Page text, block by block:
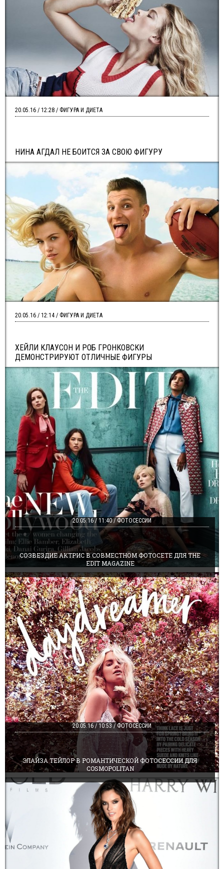
НИНА АГДАЛ НЕ БОИТСЯ ЗА СВОЮ ФИГУРУ
20.05.16 / 12:28 / ФИГУРА И ДИЕТА
ХЕЙЛИ КЛАУСОН И РОБ ГРОНКОВСКИ
ДЕМОНСТРИРУЮТ ОТЛИЧНЫЕ ФИГУРЫ
20.05.16 / 12:14 / ФИГУРА И ДИЕТА
СОЗВЕЗДИЕ АКТРИС В СОВМЕСТНОМ ФОТОСЕТЕ ДЛЯ THE
EDIT MAGAZINE
20.05.16 / 11:40 / ФОТОСЕССИИ
ЭЛАЙЗА ТЕЙЛОР В РОМАНТИЧЕСКОЙ ФОТОСЕССИИ ДЛЯ
COSMOPOLITAN
20.05.16 / 10:53 / ФОТОСЕССИИ